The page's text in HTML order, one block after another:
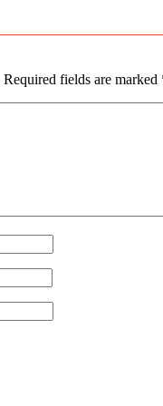
Required fields are marked